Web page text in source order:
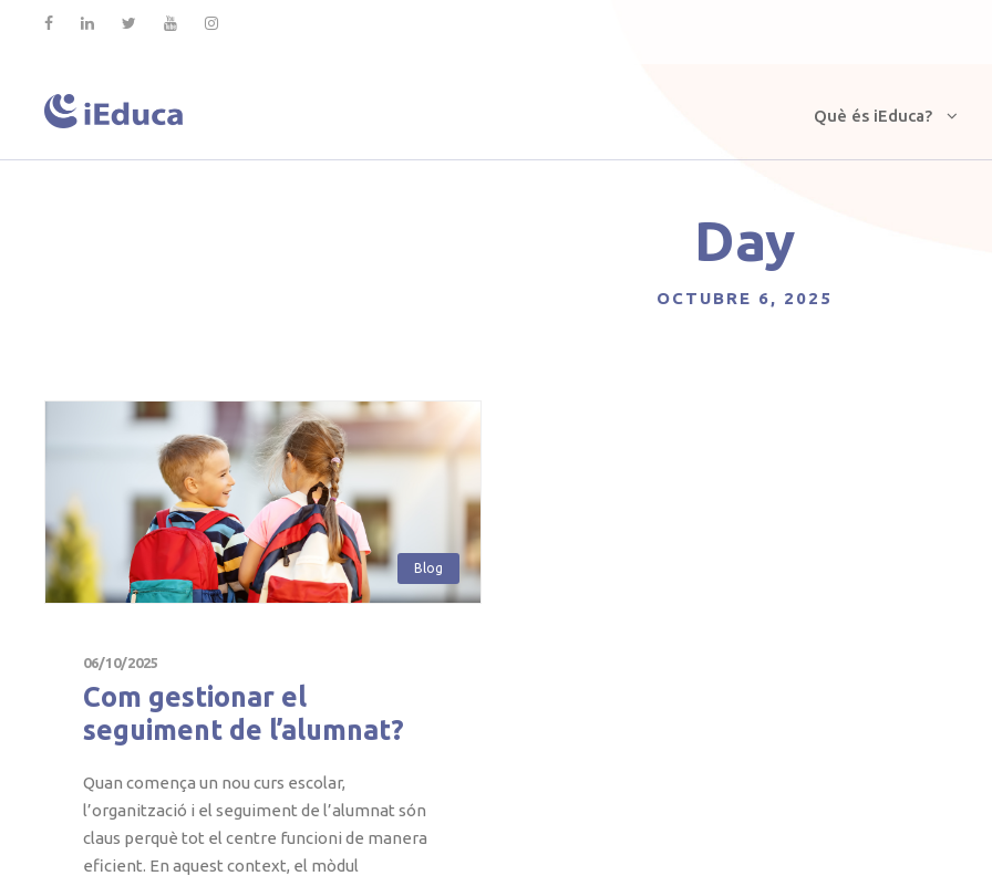
Què és iEduca?
Day
OCTUBRE 6, 2025
Blog
06/10/2025
Com gestionar el
seguiment de l’alumnat?
Quan comença un nou curs escolar,
l’organització i el seguiment de l’alumnat són
claus perquè tot el centre funcioni de manera
eficient. En aquest context, el mòdul